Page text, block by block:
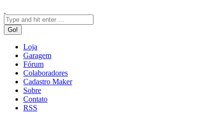
Loja
Garagem
Fórum
Colaboradores
Cadastro Maker
Sobre
Contato
RSS